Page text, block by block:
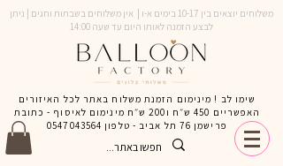
משלוחים יוצאים בין 10-17 בימים א-ו | אין משלוחים בשבתות וחגים | ניתן
לבצע הזמנה לאותו היום עד שעה 14:00
שימו לב ! מינימום הזמנת משלוח באתר לכל האיזורים
האפשריים 450 ש״ח ו200 ש״ח מינימום לאיסוף - כתובת
פרישמן 76 תל אביב - טלפון
0547043564